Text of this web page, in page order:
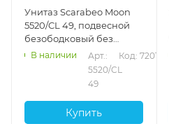
Унитаз Scarabeo Moon
5520/CL 49, подвесной
безободковый без
креплений и сиденья,
В наличии
Арт.:
5520/CL
49
Код: 72016
Купить